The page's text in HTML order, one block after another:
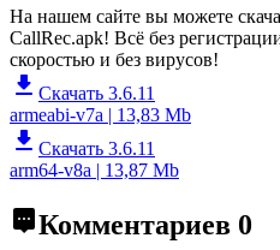
На нашем сайте вы можете
CallRec.apk! Всё без
скоростью и без вирусов!
Скачать 3.6.11
armeabi-v7a | 13,83 Mb
Скачать 3.6.11
arm64-v8a | 13,87 Mb
Комментариев 0